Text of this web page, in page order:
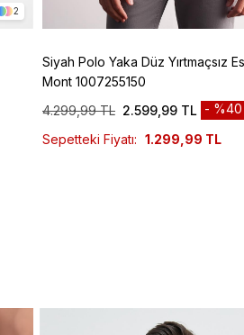
2
Siyah Polo Yaka Düz Yırtmaçsız
Mont 1007255150
4.299,99 TL 2.599,99 TL
%40
Sepetteki Fiyatı: 1.299,99 TL